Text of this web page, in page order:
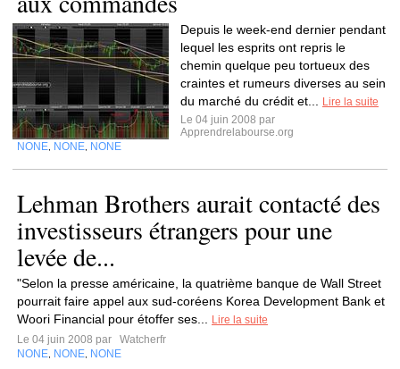
Depuis le week-end dernier pendant
lequel les esprits ont repris le
chemin quelque peu tortueux des
craintes et rumeurs diverses au sein
du marché du crédit et...
Lire la suite
Le 04 juin 2008 par
Apprendrelabourse.org
NONE NONE NONE
Lehman Brothers aurait contacté des
investisseurs étrangers pour une
levée de...
"Selon la presse américaine, la quatrième banque de Wall Street
pourrait faire appel aux sud-coréens Korea Development Bank et
Woori Financial pour étoffer ses...
Lire la suite
Le 04 juin 2008 par
Watcherfr
NONE NONE NONE